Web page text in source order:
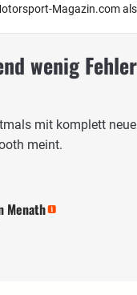
Magazin.com
wenig
mit komplett
meint.
Menath